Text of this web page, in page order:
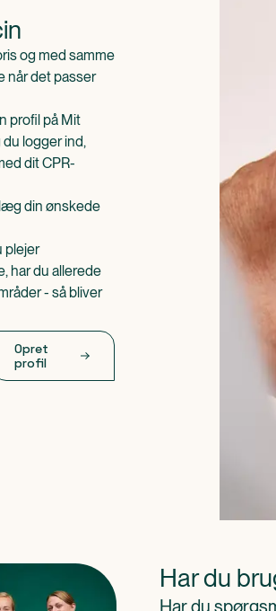
og med samme
når det passer
profil på Mit
logger ind,
dit CPR-
din ønskede
plejer
har du allerede
- så bliver
Opret
profil
Har du
Har du